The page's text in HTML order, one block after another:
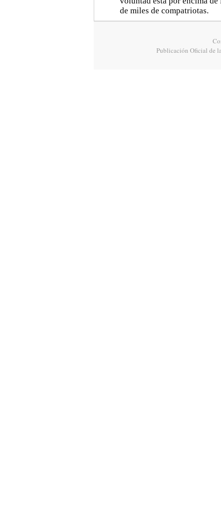
de miles de compatriotas.
Publicación Oficial de